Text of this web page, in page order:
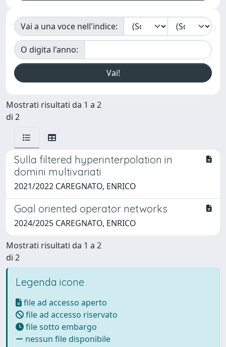
Vai a una voce nell'indice:
O digita l'anno:
Mostrati risultati da 1 a 2
di 2
Sulla filtered hyperinterpolation in
domini multivariati
2021/2022 CAREGNATO, ENRICO
Goal oriented operator networks
2024/2025 CAREGNATO, ENRICO
Mostrati risultati da 1 a 2
di 2
Legenda icone
file ad accesso aperto
file ad accesso riservato
file sotto embargo
nessun file disponibile